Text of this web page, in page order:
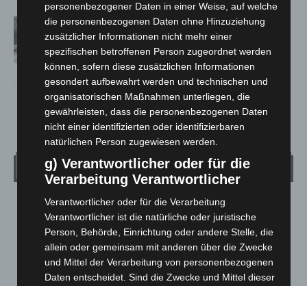
Gasleitung bei McDonald’s-Umbau in
Langenhagen beschädigt
Wetter
LANGENHAGEN
14.8°C 15 °
13.8°
personenbezogener Daten in einer Weise, auf welche
die personenbezogenen Daten ohne Hinzuziehung
zusätzlicher Informationen nicht mehr einer
spezifischen betroffenen Person zugeordnet werden
können, sofern diese zusätzlichen Informationen
gesondert aufbewahrt werden und technischen und
organisatorischen Maßnahmen unterliegen, die
gewährleisten, dass die personenbezogenen Daten
nicht einer identifizierten oder identifizierbaren
natürlichen Person zugewiesen werden.
g) Verantwortlicher oder für die
Verarbeitung Verantwortlicher
Verantwortlicher oder für die Verarbeitung
Verantwortlicher ist die natürliche oder juristische
Person, Behörde, Einrichtung oder andere Stelle, die
allein oder gemeinsam mit anderen über die Zwecke
und Mittel der Verarbeitung von personenbezogenen
Daten entscheidet. Sind die Zwecke und Mittel dieser